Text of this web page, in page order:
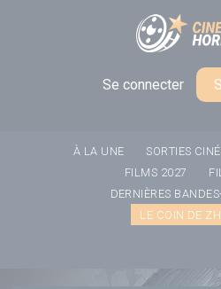
Se connecter
À LA UNE SORTIES
FILMS 2027
DERNIÈRES
LE COIN DE
Panneau de gestion des cookies